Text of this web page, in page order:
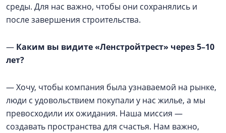
среды. Для нас важно, чтобы они сохранялись и
после завершения строительства.
— Каким вы видите «Ленстройтрест» через 5–10
лет?
— Хочу, чтобы компания была узнаваемой на рынке,
люди с удовольствием покупали у нас жилье, а мы
превосходили их ожидания. Наша миссия —
создавать пространства для счастья. Нам важно,